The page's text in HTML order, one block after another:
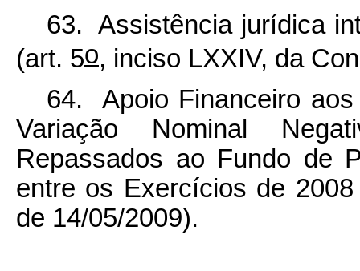
63. Assistência jurídica
(art. 5o, inciso LXXIV, da
64. Apoio Financeiro
Variação Nominal
Repassados ao Fundo de
entre os Exercícios de
de 14/05/2009).